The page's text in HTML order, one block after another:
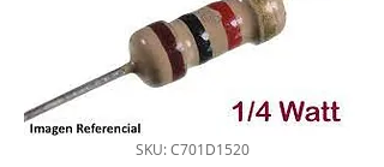
SKU: C701D1520